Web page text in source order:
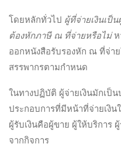
โดยหลักทั่วไป ผู้ที่จ่ายเงินเป็
ต้องหักภาษี ณ ที่จ่ายหรือไม่ห
ออกหนังสือรับรองหัก ณ ที่จ่าย
สรรพากรตามกำหนด
ในทางปฏิบัติ ผู้จ่ายเงินมักเป็
ประกอบการที่มีหน้าที่จ่ายเงิ
ผู้รับเงินคือผู้ขาย ผู้ให้บริการ
จากกิจการ